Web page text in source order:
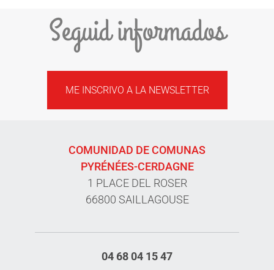
Seguid informados
ME INSCRIVO A LA NEWSLETTER
COMUNIDAD DE COMUNAS
PYRÉNÉES-CERDAGNE
1 PLACE DEL ROSER
66800 SAILLAGOUSE
04 68 04 15 47